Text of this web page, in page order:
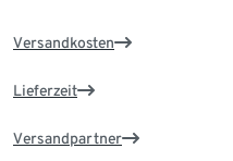
Versandkosten
Lieferzeit
Versandpartner